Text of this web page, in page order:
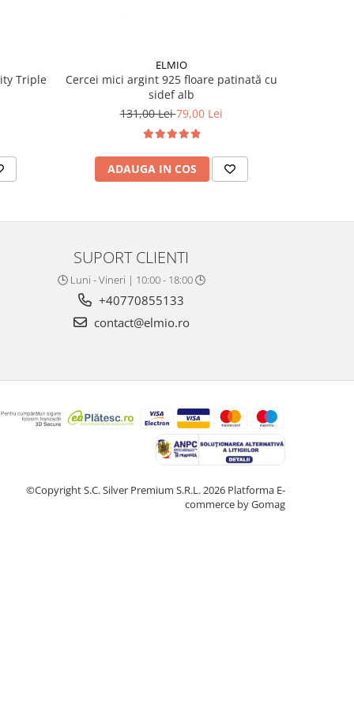
Triple
ELMIO
Cercei mici argint 925 floare patinată cu
sidef alb
131,00 Lei79,00 Lei
ADAUGA IN COS
SUPORT CLIENTI
🕒 Luni - Vineri | 10:00 - 18:00 🕒
+40770855133
contact@elmio.ro
©Copyright S.C. Silver Premium S.R.L. 2026 Platforma E-
commerce by Gomag